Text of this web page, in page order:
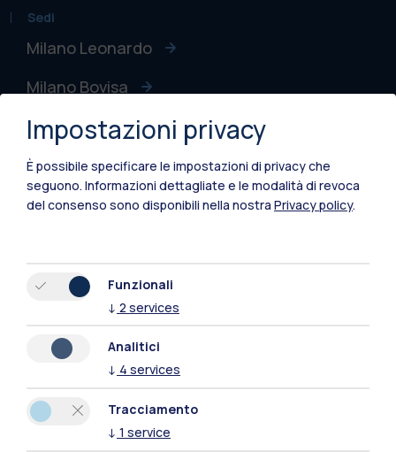
Sedi
Milano Leonardo
Milano Bovisa
Cremona
Lecco
Mantova
Xi'an
Naviga il sito
Contattaci
Impostazioni privacy
È possibile specificare le impostazioni di privacy che
seguono. Informazioni dettagliate e le modalità di revoca
del consenso sono disponibili nella nostra Privacy policy.
Funzionali
↓ 2 services
Analitici
↓ 4 services
Tracciamento
↓ 1 service